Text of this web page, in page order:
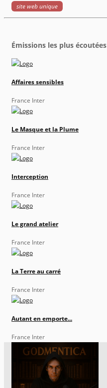
site web unique
Émissions les plus écoutées
Affaires sensibles
France Inter
Le Masque et la Plume
France Inter
Interception
France Inter
Le grand atelier
France Inter
La Terre au carré
France Inter
Autant en emporte...
France Inter